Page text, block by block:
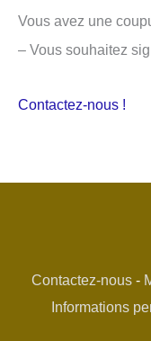
Vous avez une
– Vous souhaitez
Contactez-nous !
Contactez-nous-
Informations